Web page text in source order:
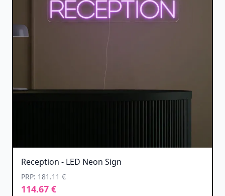
Reception - LED Neon Sign
PRP: 181.11 €
114.67 €